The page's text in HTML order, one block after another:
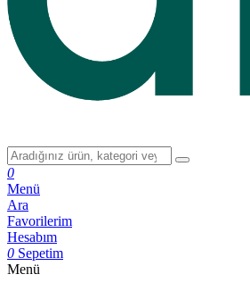
0
Menü
Ara
Favorilerim
Hesabım
0 Sepetim
Menü